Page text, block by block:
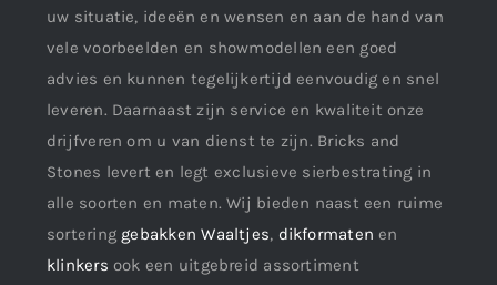
uw situatie, ideeën en wensen en aan de hand van
vele voorbeelden en showmodellen een goed
advies en kunnen tegelijkertijd eenvoudig en snel
leveren. Daarnaast zijn service en kwaliteit onze
drijfveren om u van dienst te zijn. Bricks and
Stones levert en legt exclusieve sierbestrating in
alle soorten en maten. Wij bieden naast een ruime
sortering gebakken Waaltjes, dikformaten en
klinkers ook een uitgebreid assortiment